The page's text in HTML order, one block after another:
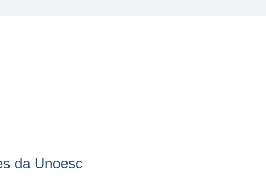
da Unoesc